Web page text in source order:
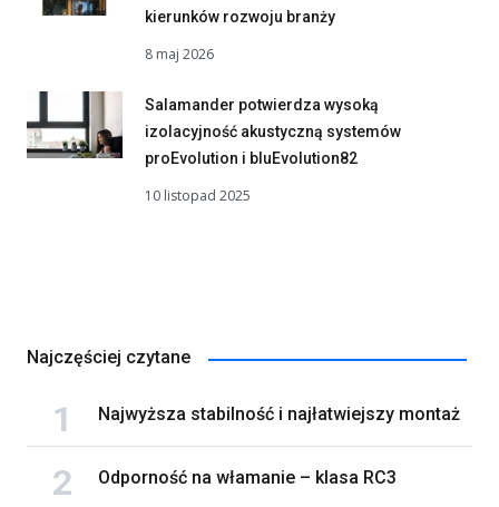
kierunków rozwoju branży
8 maj 2026
Salamander potwierdza wysoką
izolacyjność akustyczną systemów
proEvolution i bluEvolution82
10 listopad 2025
Najczęściej czytane
Najwyższa stabilność i najłatwiejszy montaż
Odporność na włamanie – klasa RC3